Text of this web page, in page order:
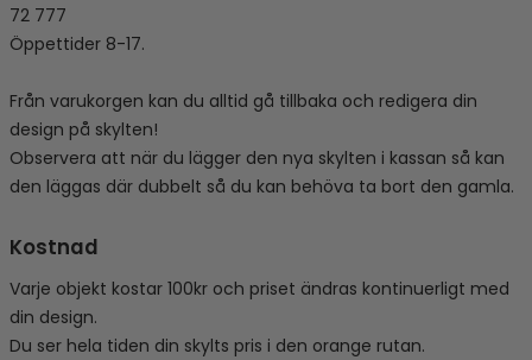
72 777
Öppettider 8-17.
Från varukorgen kan du alltid gå tillbaka och redigera din
design på skylten!
Observera att när du lägger den nya skylten i kassan så kan
den läggas där dubbelt så du kan behöva ta bort den gamla.
Kostnad
Varje objekt kostar 100kr och priset ändras kontinuerligt med
din design.
Du ser hela tiden din skylts pris i den orange rutan.